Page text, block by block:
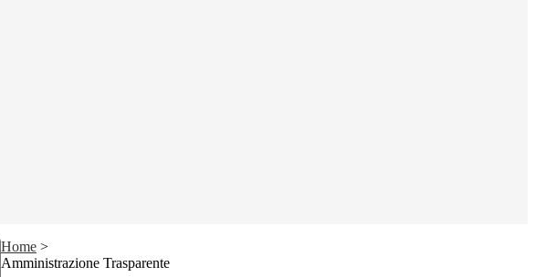
Home >
Amministrazione Trasparente